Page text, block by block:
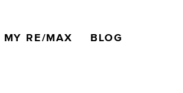
MY RE/MAX BLOG